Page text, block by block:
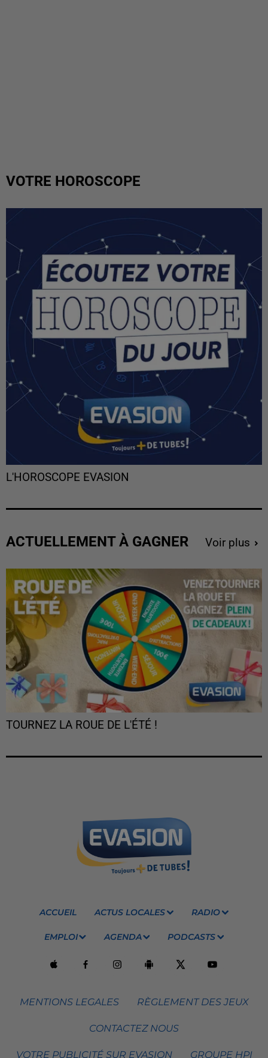
VOTRE HOROSCOPE
L'HOROSCOPE EVASION
ACTUELLEMENT À GAGNER Voir plus
TOURNEZ LA ROUE DE L'ÉTÉ !
ACCUEIL ACTUS LOCALES RADIO
EMPLOI AGENDA PODCASTS
MENTIONS LEGALES RÈGLEMENT DES JEUX
CONTACTEZ NOUS
VOTRE PUBLICITÉ SUR EVASION GROUPE HPI